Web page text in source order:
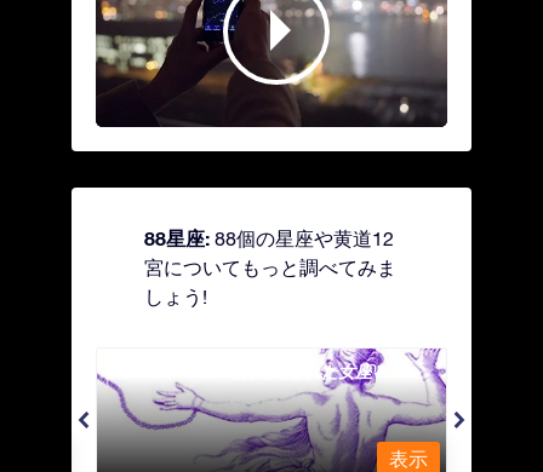
88星座: 88個の星座や黄道12
宮についてもっと調べてみま
しょう!
Andromeda - 鎖で縛られた女座
表示